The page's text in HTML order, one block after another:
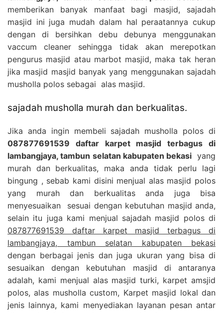
memberikan banyak manfaat bagi masjid, sajadah
masjid ini juga mudah dalam hal peraatannya cukup
dengan di bersihkan debu debunya menggunakan
vaccum cleaner sehingga tidak akan merepotkan
pengurus masjid atau marbot masjid, maka tak heran
jika masjid masjid banyak yang menggunakan sajadah
musholla polos sebagai alas masjid.
sajadah musholla murah dan berkualitas.
Jika anda ingin membeli sajadah musholla polos di
087877691539 daftar karpet masjid terbagus di
lambangjaya, tambun selatan kabupaten bekasi yang
murah dan berkualitas, maka anda tidak perlu lagi
bingung , sebab kami disini menjual alas masjid polos
yang murah dan berkualitas anda juga bisa
menyesuaikan sesuai dengan kebutuhan masjid anda,
selain itu juga kami menjual sajadah masjid polos di
087877691539 daftar karpet masjid terbagus di
lambangjaya, tambun selatan kabupaten bekasi
dengan berbagai jenis dan juga ukuran yang bisa di
sesuaikan dengan kebutuhan masjid di antaranya
adalah, kami menjual alas masjid turki, karpet amsjid
polos, alas musholla custom, Karpet masjid lokal dan
jenis lainnya, kami menyediakan layanan pesan antar